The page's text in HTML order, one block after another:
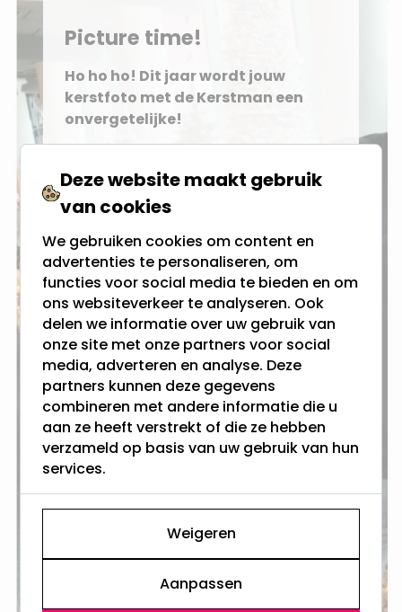
Picture time!
Ho ho ho! Dit jaar wordt jouw
kerstfoto met de Kerstman een
onvergetelijke!
om de kerstman heen, en kies uit
onze lollige accessoires om jouw
alles om je outfit compleet te
maken: feestelijke brillen, knalrode
kerstmannenmutsen, vrolijke
tasjes, rendier-haarbanden, en
nog veel meer grappige props. Het
kan niet gek genoeg!
Maak een leuke herinnering voor
later en laat iedereen zien hoe jij dit
jaar de kerstgedachte omarmt—
met een dikke knipoog en een flinke
Zie de Socials #TCE24
Deze website maakt gebruik
van cookies
We gebruiken cookies om content en
advertenties te personaliseren, om
functies voor social media te bieden en om
ons websiteverkeer te analyseren. Ook
delen we informatie over uw gebruik van
onze site met onze partners voor social
media, adverteren en analyse. Deze
partners kunnen deze gegevens
combineren met andere informatie die u
aan ze heeft verstrekt of die ze hebben
verzameld op basis van uw gebruik van hun
services.
Weigeren
Aanpassen